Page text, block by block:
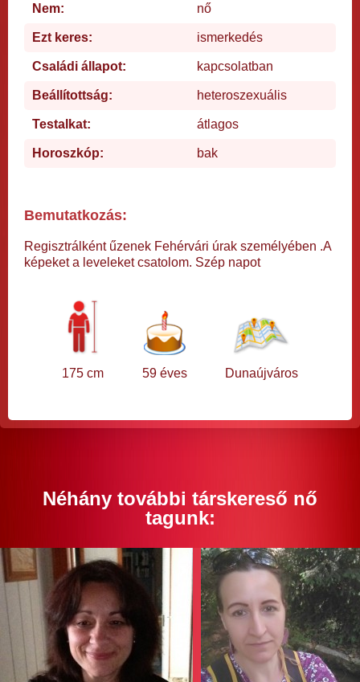
Nem: nő
Ezt keres: ismerkedés
Családi állapot: kapcsolatban
Beállítottság: heteroszexuális
Testalkat: átlagos
Horoszkóp: bak
Bemutatkozás:
Regisztrálként űzenek Fehérvári úrak személyében .A
képeket a leveleket csatolom. Szép napot
175 cm 59 éves Dunaújváros
Néhány további társkereső nő
tagunk: